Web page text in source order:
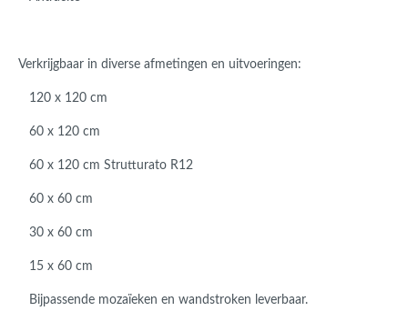
Verkrijgbaar in diverse afmetingen en uitvoeringen:
120 x 120 cm
60 x 120 cm
60 x 120 cm Strutturato R12
60 x 60 cm
30 x 60 cm
15 x 60 cm
Bijpassende mozaïeken en wandstroken leverbaar.